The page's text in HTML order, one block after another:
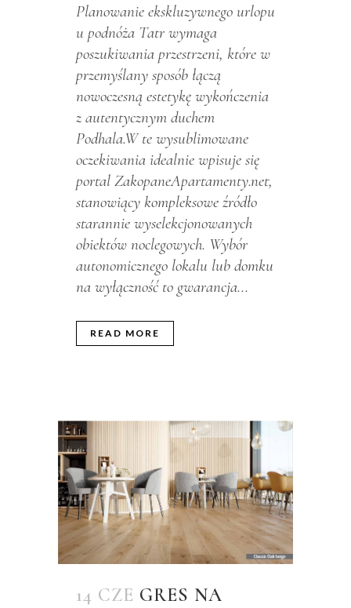
Planowanie ekskluzywnego urlopu
u podnóża Tatr wymaga
poszukiwania przestrzeni, które w
przemyślany sposób łączą
nowoczesną estetykę wykończenia
z autentycznym duchem
Podhala.W te wysublimowane
oczekiwania idealnie wpisuje się
portal ZakopaneApartamenty.net,
stanowiący kompleksowe źródło
starannie wyselekcjonowanych
obiektów noclegowych. Wybór
autonomicznego lokalu lub domku
na wyłączność to gwarancja...
READ MORE
14 CZE GRES NA